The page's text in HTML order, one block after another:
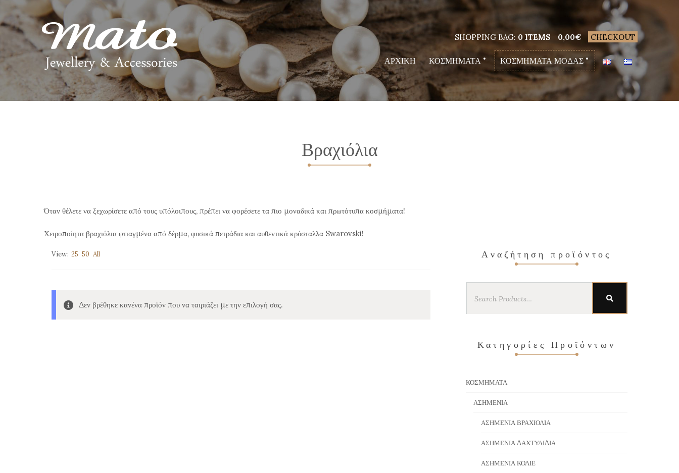
SHOPPING BAG: 0 ITEMS 0,00€ CHECKOUT
ΑΡΧΙΚΗ ΚΟΣΜΗΜΑΤΑ ΚΟΣΜΗΜΑΤΑ ΜΟΔΑΣ
Βραχιόλια
Όταν θέλετε να ξεχωρίσετε από τους υπόλοιπους, πρέπει να φορέσετε τα πιο μοναδικά και πρωτότυπα κοσμήματα!
Χειροποίητα βραχιόλια φτιαγμένα από δέρμα, φυσικά πετράδια και αυθεντικά κρύσταλλα Swarovski!
View: 25 50 All
Δεν βρέθηκε κανένα προϊόν που να ταιριάζει με την επιλογή σας.
Αναζήτηση προϊόντος
for:
Κατηγορίες Προϊόντων
ΚΟΣΜΉΜΑΤΑ
ΑΣΗΜΈΝΙΑ
ΑΣΗΜΈΝΙΑ ΒΡΑΧΙΌΛΙΑ
ΑΣΗΜΈΝΙΑ ΔΑΧΤΥΛΊΔΙΑ
ΑΣΗΜΈΝΙΑ ΚΟΛΙΈ